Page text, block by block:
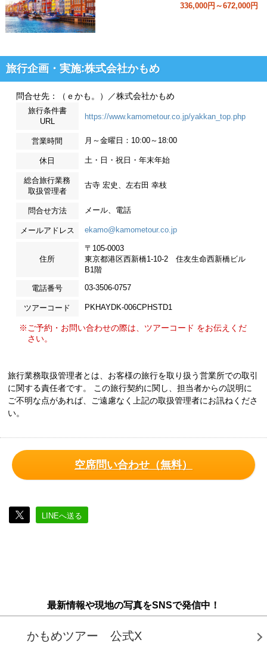
336,000円～672,000円
旅行企画・実施:株式会社かもめ
問合せ先：（ｅかも。）／株式会社かもめ
旅行条件書
URL
https://www.kamometour.co.jp/yakkan_top.php
営業時間 月～金曜日：10:00～18:00
休日 土・日・祝日・年末年始
総合旅行業務
取扱管理者
古寺 宏史、左右田 幸枝
問合せ方法 メール、電話
メールアドレス ekamo@kamometour.co.jp
住所
〒105-0003
東京都港区西新橋1-10-2 住友生命西新橋ビル
B1階
電話番号 03-3506-0757
ツアーコード PKHAYDK-006CPHSTD1
※ご予約・お問い合わせの際は、ツアーコード をお伝えくだ
さい。
旅行業務取扱管理者とは、お客様の旅行を取り扱う営業所での取引
に関する責任者です。 この旅行契約に関し、担当者からの説明に
ご不明な点があれば、ご遠慮なく上記の取扱管理者にお訊ねくださ
い。
空席問い合わせ（無料）
LINEへ送る
最新情報や現地の写真をSNSで発信中！
かもめツアー 公式X